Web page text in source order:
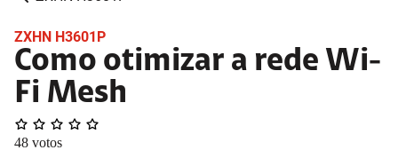
ZXHN H3601P
Como otimizar a rede Wi-
Fi Mesh
48 votos